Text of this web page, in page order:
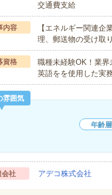
交通費支給
内容
【エネルギー関連
理、郵送物の受け取
資格
職種未経験OK！業界
英語をを使用した実
雰囲気
年齢層
会社 アデコ株式会社